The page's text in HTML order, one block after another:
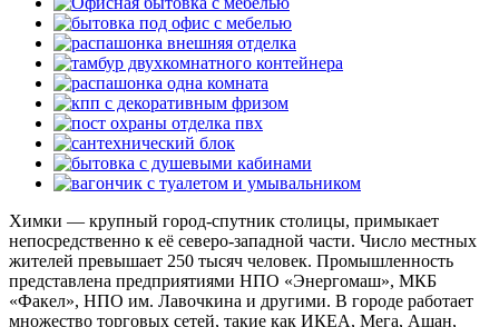
Химки — крупный город-спутник столицы, примыкает
непосредственно к её северо-западной части. Число местных
жителей превышает 250 тысяч человек. Промышленность
представлена предприятиями НПО «Энергомаш», МКБ
«Факел», НПО им. Лавочкина и другими. В городе работает
множество торговых сетей, такие как ИКЕА, Мега, Ашан,